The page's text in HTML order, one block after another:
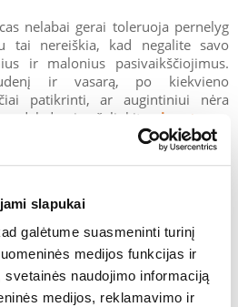
slapukai
galėtume suasmeninti turinį
medijos funkcijas ir
naudojimo informaciją
medijos, reklamavimo ir
nelabai gerai toleruoja pernelyg
tai nereiškia, kad negalite savo
ir malonius pasivaikščiojimus.
ir vasarą, po kiekvieno
patikrinti, ar augintiniui nėra
nedelsdami pašalinkite
pincetu
įsigyti ir parduotuvėse. Kartu
naudingi ir gamintojai stengiasi
visada susijęs su cheminių
patartina labai sąmoningai
pasirinkimo bei jo rūšies ir rinktis
jo naudojimas mūsų augintiniui